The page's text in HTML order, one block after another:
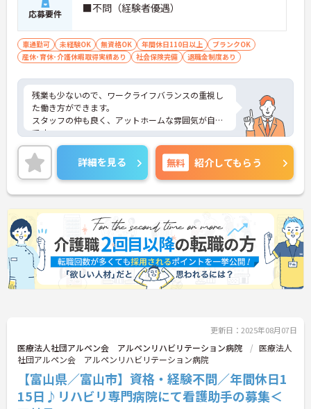
応募要件 ■不問（経験者優遇）
車通勤可 未経験OK 無資格OK 年間休日110日以上
ブランクOK
産休･育休･介護休暇取得実績あり
社会保険完備 退職金制度あり
残業も少ないので、ワークライフバランスの重視し
た働き方ができます。
スタッフの仲も良く、アットホームな雰囲気が自慢
です。
ご興味ある方には、面接対策ポイントなど、詳細を
お話しいたしますのでお気軽にご相談ください。
詳細を見る 無料 紹介してもらう
更新日：2025年08月07日
医療法人社団アルペン会 アルペンリハビリテーション病院
医療法人
社団アルペン会 アルペンリハビリテーション病院
【富山県／富山市】資格・経験不問／年間休日1
15日♪リハビリ専門病院にて看護助手の募集＜